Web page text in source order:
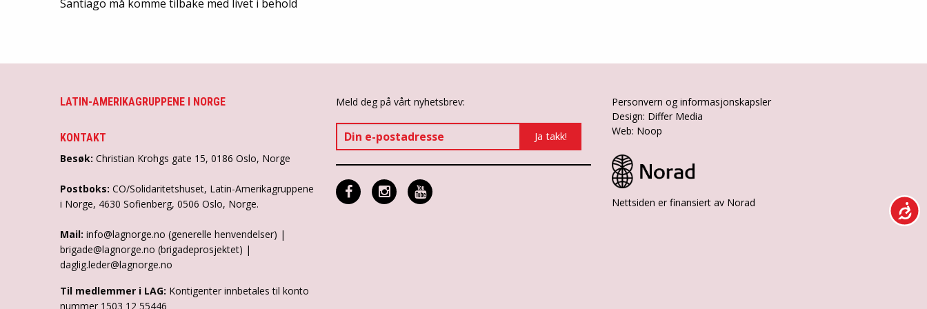
Santiago må komme tilbake med livet i behold
LATIN-AMERIKAGRUPPENE I NORGE
KONTAKT
Besøk: Christian Krohgs gate 15, 0186 Oslo, Norge
Postboks: CO/Solidaritetshuset, Latin-Amerikagruppene
i Norge, 4630 Sofienberg, 0506 Oslo, Norge.
Mail: info@lagnorge.no (generelle henvendelser) |
brigade@lagnorge.no (brigadeprosjektet) |
daglig.leder@lagnorge.no
Til medlemmer i LAG: Kontigenter innbetales til konto
nummer 1503 12 55446
Meld deg på vårt nyhetsbrev:
Personvern og informasjonskapsler
Design: Differ Media
Web: Noop
Nettsiden er finansiert av Norad